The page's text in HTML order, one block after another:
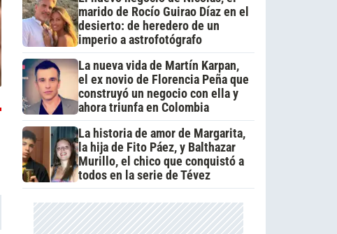
marido de Rocío Guirao Díaz en el
desierto: de heredero de un
imperio a astrofotógrafo
La nueva vida de Martín Karpan,
el ex novio de Florencia Peña que
construyó un negocio con ella y
ahora triunfa en Colombia
La historia de amor de Margarita,
la hija de Fito Páez, y Balthazar
Murillo, el chico que conquistó a
todos en la serie de Tévez